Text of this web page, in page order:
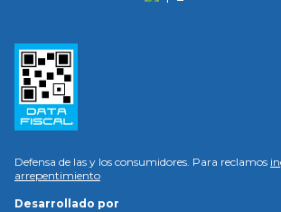
Defensa de las y los consumidores. Para reclamos
arrepentimiento
Desarrollado por